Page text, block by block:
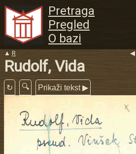
Pretraga
Pregled
O bazi
▲ R ◀
Rudolf, Vida